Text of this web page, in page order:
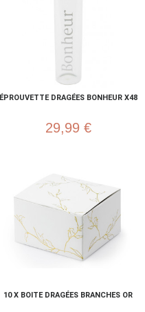
ÉPROUVETTE DRAGÉES BONHEUR X48
29,99 €
10 X BOITE DRAGÉES BRANCHES OR